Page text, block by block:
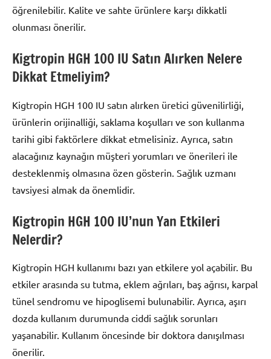
öğrenilebilir. Kalite ve sahte ürünlere karşı dikkatli
olunması önerilir.
Kigtropin HGH 100 IU Satın Alırken Nelere
Dikkat Etmeliyim?
Kigtropin HGH 100 IU satın alırken üretici güvenilirliği,
ürünlerin orijinalliği, saklama koşulları ve son kullanma
tarihi gibi faktörlere dikkat etmelisiniz. Ayrıca, satın
alacağınız kaynağın müşteri yorumları ve önerileri ile
desteklenmiş olmasına özen gösterin. Sağlık uzmanı
tavsiyesi almak da önemlidir.
Kigtropin HGH 100 IU’nun Yan Etkileri
Nelerdir?
Kigtropin HGH kullanımı bazı yan etkilere yol açabilir. Bu
etkiler arasında su tutma, eklem ağrıları, baş ağrısı, karpal
tünel sendromu ve hipoglisemi bulunabilir. Ayrıca, aşırı
dozda kullanım durumunda ciddi sağlık sorunları
yaşanabilir. Kullanım öncesinde bir doktora danışılması
önerilir.